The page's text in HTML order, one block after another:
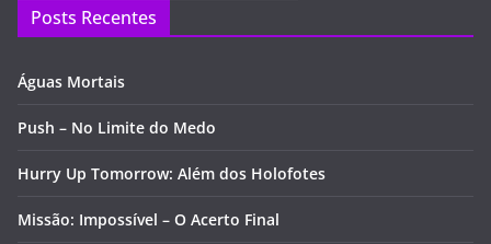
Posts Recentes
Águas Mortais
Push – No Limite do Medo
Hurry Up Tomorrow: Além dos Holofotes
Missão: Impossível – O Acerto Final